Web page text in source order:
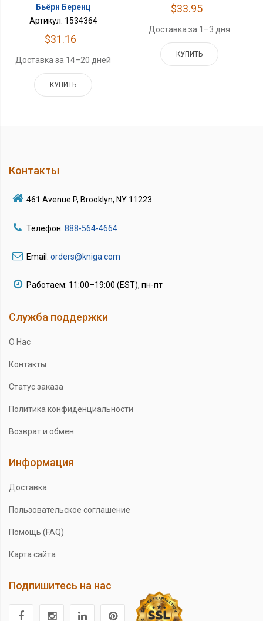
Бьёрн Беренц
Артикул: 1534364
$31.16
Доставка за 14–20 дней
КУПИТЬ
$33.95
Доставка за 1–3 дня
КУПИТЬ
Контакты
461 Avenue P, Brooklyn, NY 11223
Телефон: 888-564-4664
Email: orders@kniga.com
Работаем: 11:00–19:00 (EST), пн-пт
Служба поддержки
О Нас
Контакты
Статус заказа
Политика конфиденциальности
Возврат и обмен
Информация
Доставка
Пользовательское соглашение
Помощь (FAQ)
Карта сайта
Подпишитесь на нас